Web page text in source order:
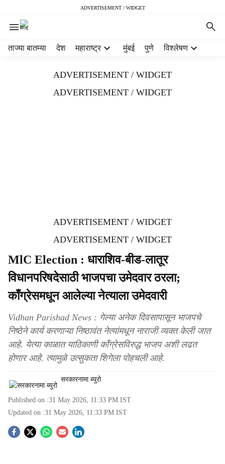
ADVERTISEMENT / WIDGET
ताज्या बातम्या देश महाराष्ट्र मुंबई पुणे विश्लेषण
ADVERTISEMENT / WIDGET
ADVERTISEMENT / WIDGET
ADVERTISEMENT / WIDGET
ADVERTISEMENT / WIDGET
MlC Election : धाराशिव-बीड-लातूर
विधानपरिषदेसाठी भाजपचा उमेदवार ठरला;
काँग्रेसमधून आलेल्या नेत्याला उमेदवारी
Vidhan Parishad News : गेल्या अनेक दिवसापासून भाजपचे
निष्ठेने कार्य करणाऱ्या निष्ठावंत नेत्यांमधून नाराजी व्यक्त केली जात
आहे. येत्या काळात याठिकाणी काँग्रेसविरुद्ध भाजप अशी लढत
होणार आहे. त्यामुळे उत्सुकता शिगेला पोहचली आहे.
सरकारनामा ब्युरो
Published on :31 May 2026, 11:33 PM IST
Updated on :31 May 2026, 11:33 PM IST
S